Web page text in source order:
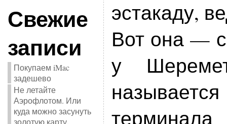
Свежие
записи
Покупаем iMac
задешево
Не летайте
Аэрофлотом. Или
куда можно засунуть
золотую карту.
эстакаду,
Вот она —
у